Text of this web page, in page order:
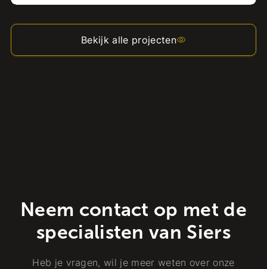
Bekijk alle projecten
Neem contact op met de
specialisten van Siers
Heb je vragen, wil je meer weten over onze